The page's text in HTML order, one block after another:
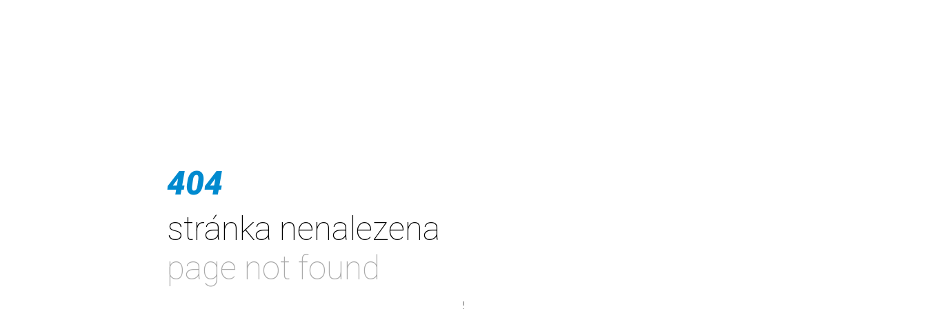
404
stránka nenalezena
page not found